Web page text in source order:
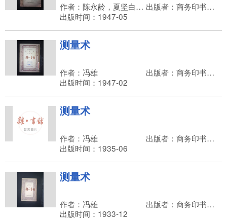
作者：陈永龄，夏坚白，王之卓
出版者：商务印书馆，朱经农
出版时间：1947-05
测量术
作者：冯雄
出版者：商务印书馆，朱经农
出版时间：1947-02
测量术
作者：冯雄
出版者：商务印书馆，王云五
出版时间：1935-06
测量术
作者：冯雄
出版者：商务印书馆，王云五
出版时间：1933-12